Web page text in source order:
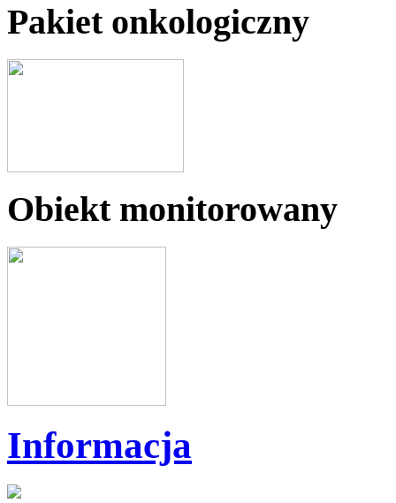
Pakiet onkologiczny
Obiekt monitorowany
Informacja